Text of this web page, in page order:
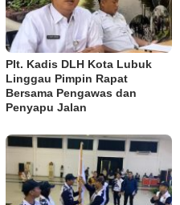
Plt. Kadis DLH Kota Lubuk
Linggau Pimpin Rapat
Bersama Pengawas dan
Penyapu Jalan